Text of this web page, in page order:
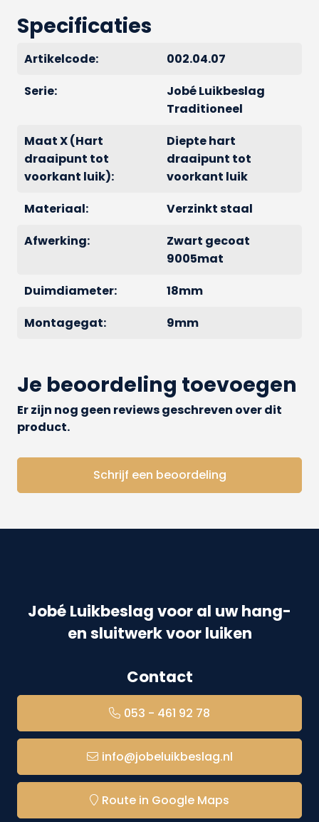
Specificaties
Artikelcode:
002.04.07
Serie:
Jobé Luikbeslag
Traditioneel
Maat X (Hart
draaipunt tot
voorkant luik):
Diepte hart
draaipunt tot
voorkant luik
Materiaal:
Verzinkt staal
Afwerking:
Zwart gecoat
9005mat
Duimdiameter:
18mm
Montagegat:
9mm
Je beoordeling toevoegen
Er zijn nog geen reviews geschreven over dit
product.
Schrijf een beoordeling
Jobé Luikbeslag voor al uw hang-
en sluitwerk voor luiken
Contact
053 - 461 92 78
info@jobeluikbeslag.nl
Route in Google Maps